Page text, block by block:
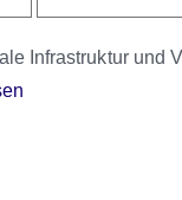
Infrastruktur und